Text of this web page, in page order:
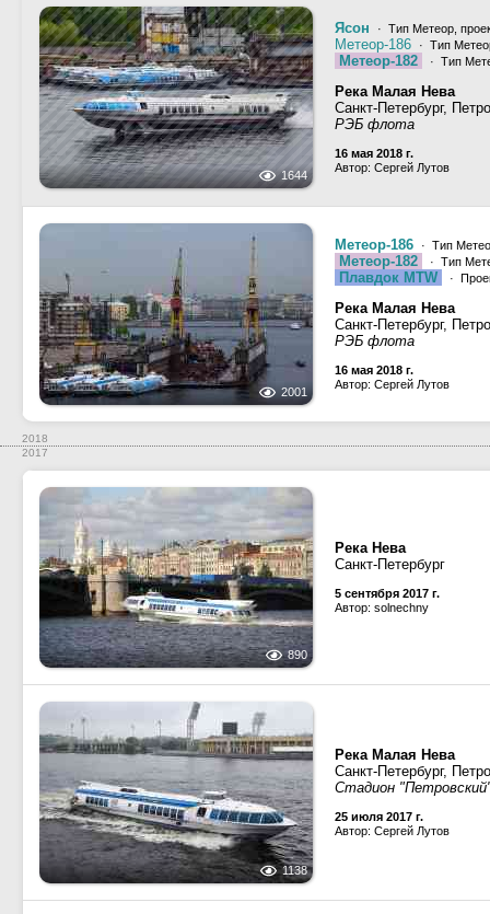
1644
Ясон · Тип Метеор,
Метеор-186 · Тип
Метеор-182 · Тип
Река Малая Нева
Санкт-Петербург,
РЭБ флота
16 мая 2018 г.
Автор: Сергей Лутов
2001
Метеор-186 · Тип
Метеор-182 · Тип
Плавдок МТW ·
Река Малая Нева
Санкт-Петербург,
РЭБ флота
16 мая 2018 г.
Автор: Сергей Лутов
2018
2017
890
Река Нева
Санкт-Петербург
5 сентября 2017 г.
Автор: solnechny
1138
Река Малая Нева
Санкт-Петербург,
Стадион
25 июля 2017 г.
Автор: Сергей Лутов